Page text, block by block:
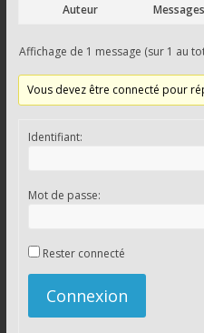
Auteur Messages
Affichage de 1 message (sur 1 au
Vous devez être connecté pour
Identifiant:
Mot de passe:
Rester connecté
Connexion